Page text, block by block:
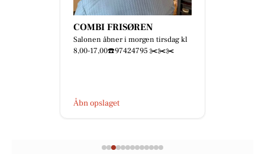
COMBI FRISØREN
Salonen åbner i morgen tirsdag kl
8,00-17,00☎️97424795 ✂️✂️✂️
Åbn opslaget